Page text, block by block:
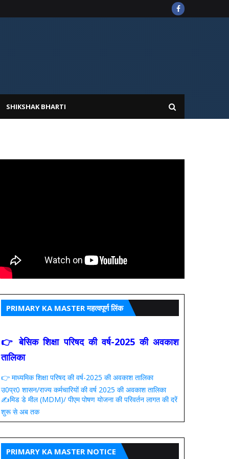
SHIKSHAK BHARTI
PRIMARY KA MASTER महत्वपूर्ण लिंक
👉 बेसिक शिक्षा परिषद की वर्ष-2025 की अवकाश
तालिका
👉 माध्यमिक शिक्षा परिषद की वर्ष-2025 की अवकाश तालिका
उ0प्र0 शासन/राज्य कर्मचारियों की वर्ष 2025 की अवकाश तालिका
✍️मिड डे मील (MDM)/ पीएम पोषण योजना की परिवर्तन लागत की दरें
शुरू से अब तक
PRIMARY KA MASTER NOTICE